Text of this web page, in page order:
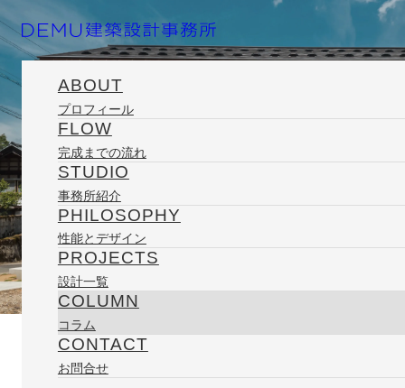
ABOUT
プロフィール
FLOW
完成までの流れ
STUDIO
事務所紹介
PHILOSOPHY
性能とデザイン
PROJECTS
設計一覧
COLUMN
コラム
CONTACT
お問合せ
ホーム
2011/09/11
焼杉焼きっぱなし